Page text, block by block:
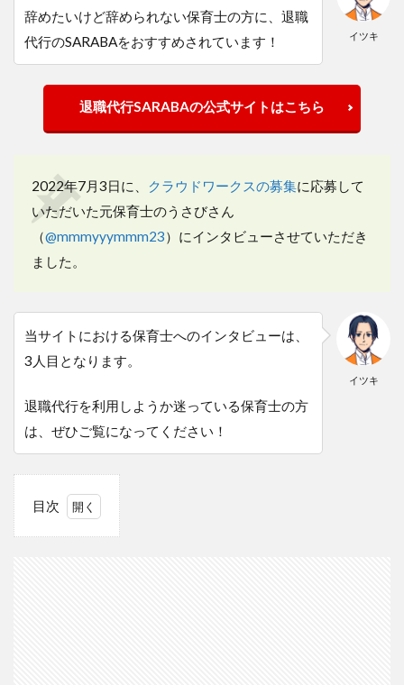
イツキ
辞めたいけど辞められない保育士の方に、退職
代行のSARABAをおすすめされています！
退職代行SARABAの公式サイトはこちら
2022年7月3日に、 クラウドワークスの募集に応募して
いただいた元保育士のうさびさん
（@mmmyyymmm23）にインタビューさせていただき
ました。
イツキ
当サイトにおける保育士へのインタビューは、
3人目となります。
退職代行を利用しようか迷っている保育士の方
は、ぜひご覧になってください！
目次